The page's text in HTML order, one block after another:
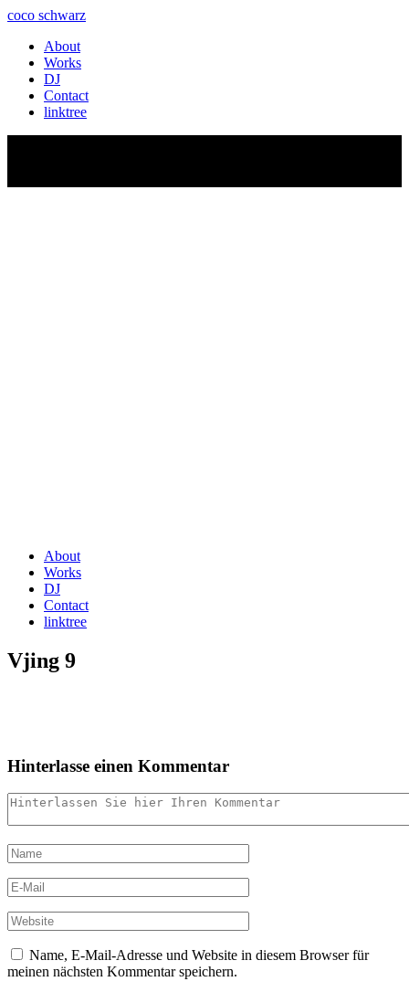
coco schwarz
About
Works
DJ
Contact
linktree
About
Works
DJ
Contact
linktree
Vjing 9
Hinterlasse einen Kommentar
Name, E-Mail-Adresse und Website in diesem Browser für
meinen nächsten Kommentar speichern.